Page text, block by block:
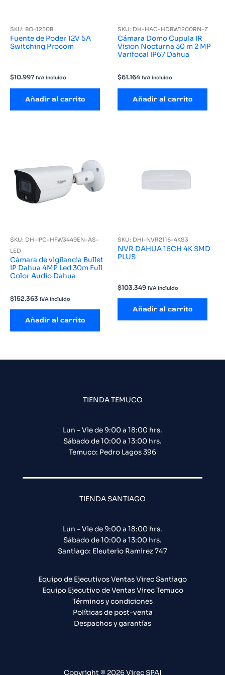
SKU: BO-1250B
Fuente de Poder 12V 5A
Switching Procom
$10.997 IVA incluido
Añadir al carrito
SKU: DH-HAC-HDBW1200RN-Z
Cámara Domo Cupula IR
Vision Nocturna 30 m 2 MP
Varifocal IP67 Dahua
$61.164 IVA incluido
Añadir al carrito
SKU: DH-IPC-HFW3449EN-AS-
LED
Cámara de vigilancia Bullet
IP Dahua 4MP Led 30m Full
Color Audio Dahua
$152.363 IVA incluido
Añadir al carrito
SKU: DHI-NVR2116-4KS3
NVR DAHUA 16CH 4K SMD
PLUS
$103.349 IVA incluido
Añadir al carrito
TIENDA TEMUCO
Lun - Vie de 9:00 a 18:00 hrs.
Sábado de 10:00 a 13:00 hrs.
Temuco: Pedro Lagos 396
TIENDA SANTIAGO
Lun - Vie de 9:00 a 18:00 hrs.
Sábado de 10:00 a 13:00 hrs.
Santiago: Eleuterio Ramírez 747​
Equipo de Ejecutivos Ventas Virec Santiago
Equipo Ejecutivo de Ventas Virec Temuco
Términos y condiciones
Políticas de post-venta
Despachos y garantías
Copyright © 2026 Virec SPA|